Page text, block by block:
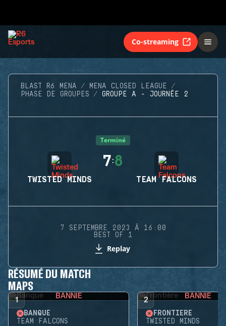
Co-streaming
BLAST R6 MENA
MENA CLOSED LEAGUE
PHASE DE GROUPES
GROUPE A - JOURNÉE 2
Terminé
TWISTED MINDS
7:8
TEAM FALCONS
7 SEPTEMBRE 2023 À 16:00
BEST OF 1
Replay
RÉSUMÉ DU MATCH
MAPS
1 BANNIE
BANQUE
TEAM FALCONS
2 BANNIE
FRONTIÈRE
TWISTED MINDS